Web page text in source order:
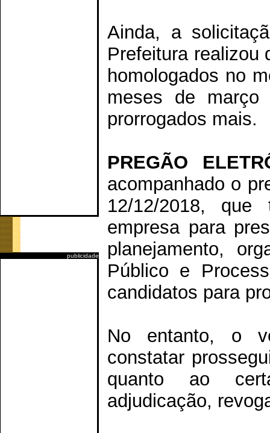
publicidade
Ainda, a
Prefeitura realizou
homologados no
meses de
prorrogados mais.
PREGÃO
acompanhado o
12/12/2018,
empresa para
planejamento,
Público e
candidatos para
No entanto, o
constatar
quanto ao
adjudicação,